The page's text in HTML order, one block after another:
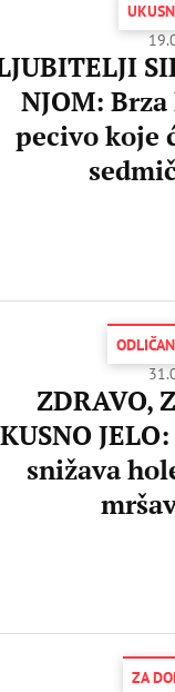
NJOM:
pecivo koje
ZDRAVO,
snižava
ZA